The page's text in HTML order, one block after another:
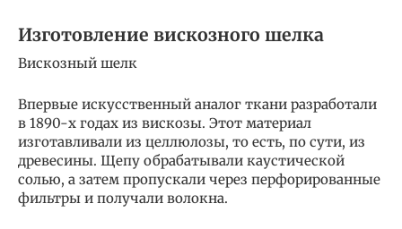
Изготовление вискозного шелка
Вискозный шелк
Впервые искусственный аналог ткани разработали
в 1890-х годах из вискозы. Этот материал
изготавливали из целлюлозы, то есть, по сути, из
древесины. Щепу обрабатывали каустической
солью, а затем пропускали через перфорированные
фильтры и получали волокна.